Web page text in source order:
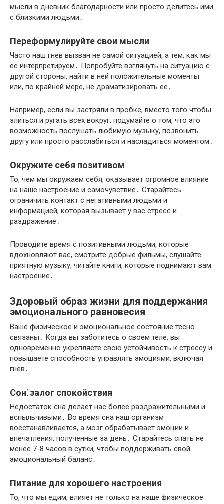
мысли в дневник благодарности или просто делитесь ими
с близкими людьми․
Переформулируйте свои мысли
Часто наш гнев вызван не самой ситуацией, а тем, как мы
ее интерпретируем․ Попробуйте взглянуть на ситуацию с
другой стороны, найти в ней положительные моменты
или, по крайней мере, не драматизировать ее․
Например, если вы застряли в пробке, вместо того чтобы
злиться и ругать всех вокруг, подумайте о том, что это
возможность послушать любимую музыку, позвонить
другу или просто расслабиться и насладиться моментом․
Окружите себя позитивом
То, чем мы окружаем себя, оказывает огромное влияние
на наше настроение и самочувствие․ Старайтесь
ограничить контакт с негативными людьми и
информацией, которая вызывает у вас стресс и
раздражение․
Проводите время с позитивными людьми, которые
вдохновляют вас, смотрите добрые фильмы, слушайте
приятную музыку, читайте книги, которые поднимают вам
настроение․
Здоровый образ жизни для поддержания
эмоционального равновесия
Ваше физическое и эмоциональное состояние тесно
связаны․ Когда вы заботитесь о своем теле, вы
одновременно укрепляете свою устойчивость к стрессу и
повышаете способность управлять эмоциями, включая
гнев․
Сон⁚ залог спокойствия
Недостаток сна делает нас более раздражительными и
вспыльчивыми․ Во время сна наш организм
восстанавливается, а мозг обрабатывает эмоции и
впечатления, полученные за день․ Старайтесь спать не
менее 7-8 часов в сутки, чтобы поддерживать свой
эмоциональный баланс․
Питание для хорошего настроения
То, что мы едим, влияет не только на наше физическое